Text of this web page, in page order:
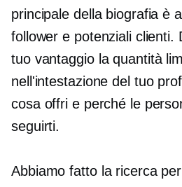
principale della biografia è
follower e potenziali clienti.
tuo vantaggio la quantità
nell'intestazione del tuo
cosa offri e perché le
seguirti.
Abbiamo fatto la ricerca